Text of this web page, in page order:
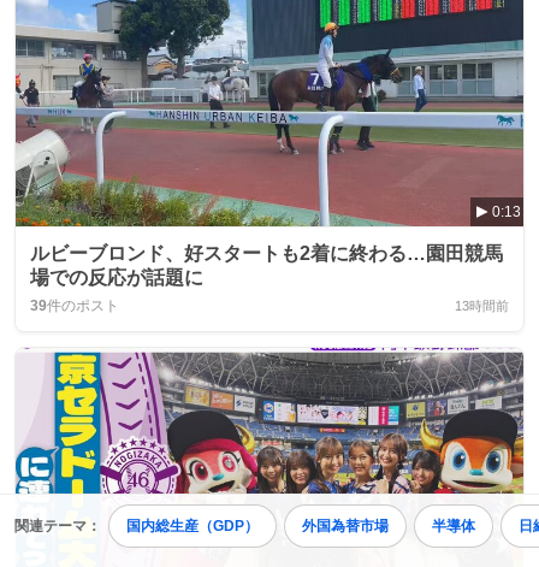
関連テーマ： 国内総生産（GDP） 外国為替市場 半導体 日
0:13
ルビーブロンド、好スタートも2着に終わる…園田競馬
場での反応が話題に
39件のポスト 13時間前